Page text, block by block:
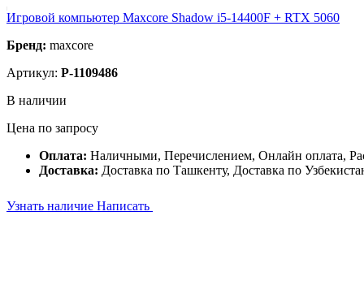
Игровой компьютер Maxcore Shadow i5-14400F + RTX 5060
Бренд: maxcore
Артикул: P-1109486
В наличии
Цена по запросу
Оплата: Наличными, Перечислением, Онлайн оплата,
Доставка: Доставка по Ташкенту, Доставка по
Узнать наличие Написать